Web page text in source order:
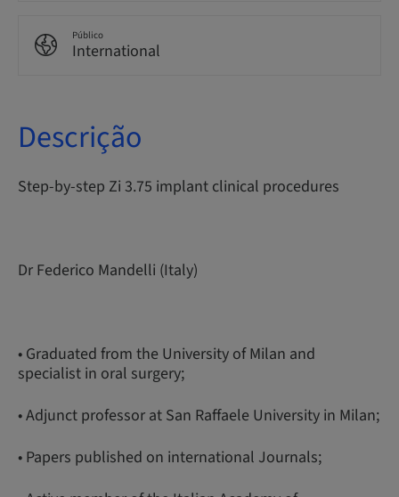
Público
International
Descrição
Step-by-step Zi 3.75 implant clinical procedures
Dr Federico Mandelli (Italy)
• Graduated from the University of Milan and
specialist in oral surgery;
• Adjunct professor at San Raffaele University in Milan;
• Papers published on international Journals;